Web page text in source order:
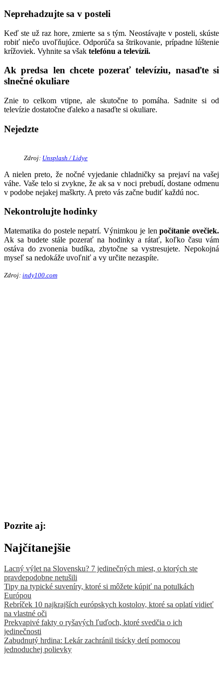
Neprehadzujte sa v posteli
Keď ste už raz hore, zmierte sa s tým. Neostávajte v posteli, skúste
robiť niečo uvoľňujúce. Odporúča sa štrikovanie, prípadne lúštenie
krížoviek. Vyhnite sa však telefónu a televízii.
Ak predsa len chcete pozerať televíziu, nasaďte si
slnečné okuliare
Znie to celkom vtipne, ale skutočne to pomáha. Sadnite si od
televízie dostatočne ďaleko a nasaďte si okuliare.
Nejedzte
Zdroj: Unsplash / Lidye
A nielen preto, že nočné vyjedanie chladničky sa prejaví na vašej
váhe. Vaše telo si zvykne, že ak sa v noci prebudí, dostane odmenu
v podobe nejakej maškrty. A preto vás začne budiť každú noc.
Nekontrolujte hodinky
Matematika do postele nepatrí. Výnimkou je lenpočítanie ovečiek.
Ak sa budete stále pozerať na hodinky a rátať, koľko času vám
ostáva do zvonenia budíka, zbytočne sa vystresujete. Nepokojná
myseľ sa nedokáže uvoľniť a vy určite nezaspíte.
Zdroj: indy100.com
Pozrite aj:
Najčítanejšie
Lacný výlet na Slovensku? 7 jedinečných miest, o ktorých ste
pravdepodobne netušili
Tipy na typické suveníry, ktoré si môžete kúpiť na potulkách
Európou
Rebríček 10 najkrajších európskych kostolov, ktoré sa oplatí vidieť
na vlastné oči
Prekvapivé fakty o ryšavých ľuďoch, ktoré svedčia o ich
jedinečnosti
Zabudnutý hrdina: Lekár zachránil tisícky detí pomocou
jednoduchej polievky